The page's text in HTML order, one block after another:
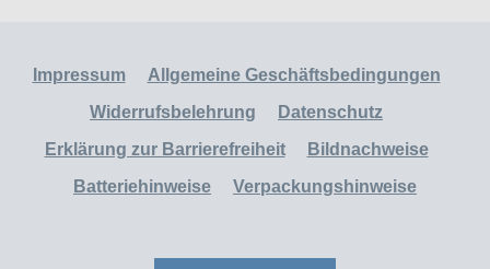
Impressum
Allgemeine Geschäftsbedingungen
Widerrufsbelehrung
Datenschutz
Erklärung zur Barrierefreiheit
Bildnachweise
Batteriehinweise
Verpackungshinweise